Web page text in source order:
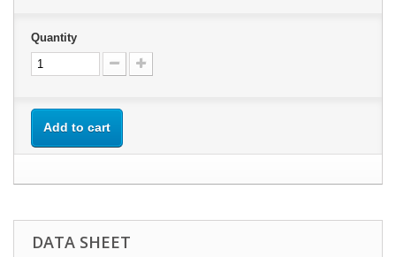
Quantity
Add to cart
DATA SHEET